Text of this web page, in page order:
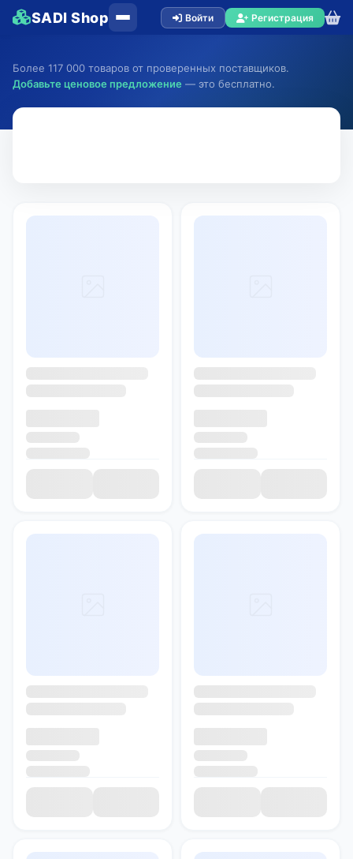
SADI Shop Войти Регистрация
Более 117 000 товаров от проверенных поставщиков.
Добавьте ценовое предложение — это бесплатно.